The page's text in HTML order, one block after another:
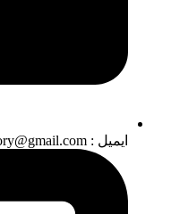
ایمیل : maadlaboratory@gmail.com